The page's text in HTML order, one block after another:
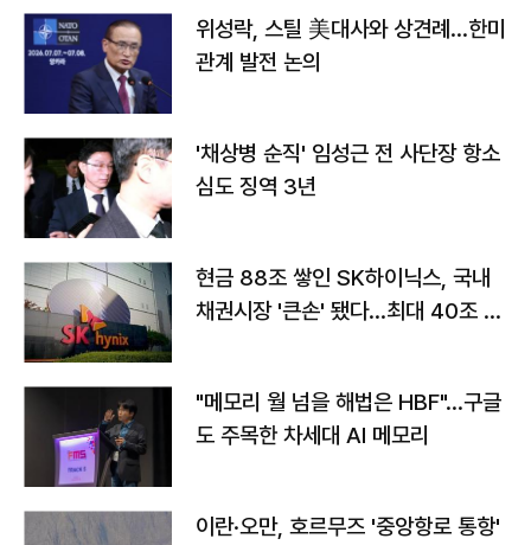
위성락, 스틸 美대사와 상견례…한미
관계 발전 논의
'채상병 순직' 임성근 전 사단장 항소
심도 징역 3년
현금 88조 쌓인 SK하이닉스, 국내
채권시장 '큰손' 됐다…최대 40조 투
"메모리 월 넘을 해법은 HBF"…구글
도 주목한 차세대 AI 메모리
이란·오만, 호르무즈 '중앙항로 통항'